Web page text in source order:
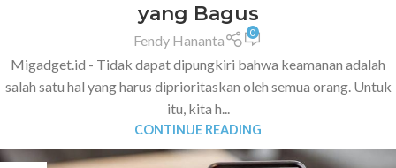
yang Bagus
Fendy Hananta 0
Migadget.id - Tidak dapat dipungkiri bahwa keamanan adalah
salah satu hal yang harus diprioritaskan oleh semua orang. Untuk
itu, kita h...
CONTINUE READING